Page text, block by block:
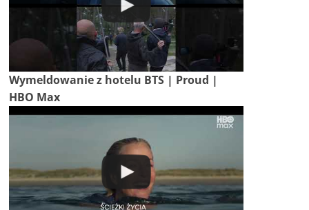
Wymeldowanie z hotelu BTS | Proud |
HBO Max